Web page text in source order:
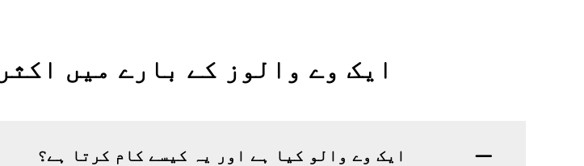
ایک وے والوز کے بارے میں
ایک وے والو کیا ہے اور یہ کیسے کام کرتا ہے؟